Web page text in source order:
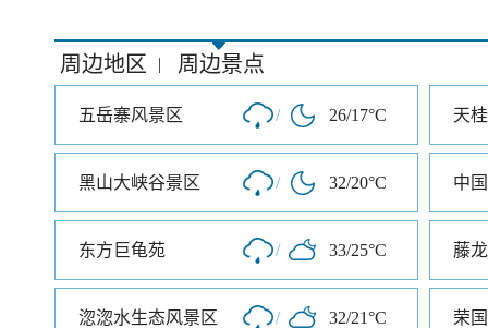
周边地区 | 周边景点
五岳寨风景区 / 26/17°C 天
黑山大峡谷景区 / 32/20°C 中
东方巨龟苑 / 33/25°C 藤
淴淴水生态风景区 / 32/21°C 荣